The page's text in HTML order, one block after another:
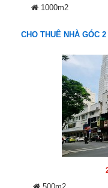
1000m2
CHO THUÊ NHÀ GÓC